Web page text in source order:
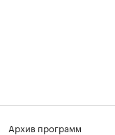
Архив программ